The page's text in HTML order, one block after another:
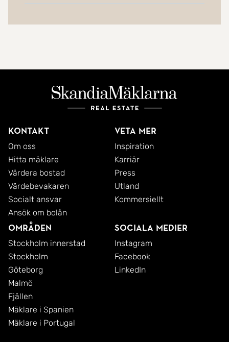
Kontakt
Om oss
Hitta mäklare
Värdera bostad
Värdebevakaren
Socialt ansvar
Ansök om bolån
Veta mer
Inspiration
Karriär
Press
Utland
Kommersiellt
Områden
Stockholm innerstad
Stockholm
Göteborg
Malmö
Fjällen
Mäklare i Spanien
Mäklare i Portugal
Sociala medier
Instagram
Facebook
LinkedIn